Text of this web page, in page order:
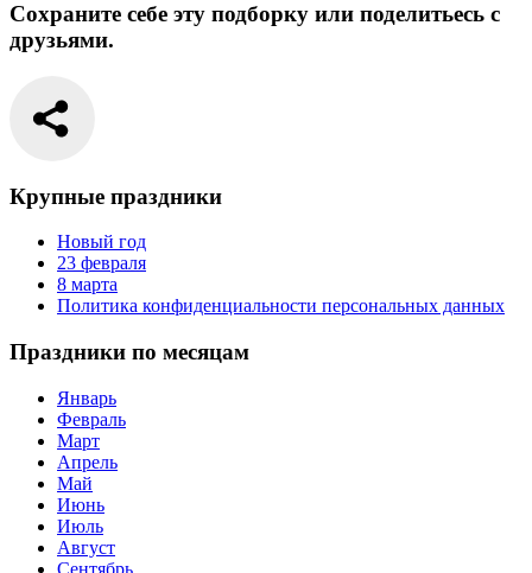
Сохраните себе эту подборку или поделитьесь с
друзьями.
Крупные праздники
Новый год
23 февраля
8 марта
Политика конфиденциальности персональных данных
Праздники по месяцам
Январь
Февраль
Март
Апрель
Май
Июнь
Июль
Август
Сентябрь